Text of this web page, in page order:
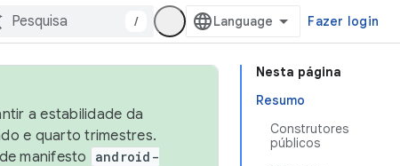
/ Fazer login
Nesta página
Resumo
Construtores
públicos
a estabilidade da
e quarto trimestres.
manifesto
android-